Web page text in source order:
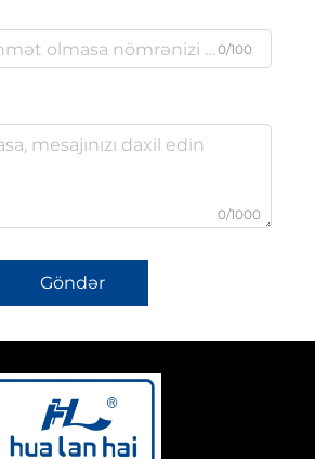
0/100
0/1000
Göndər